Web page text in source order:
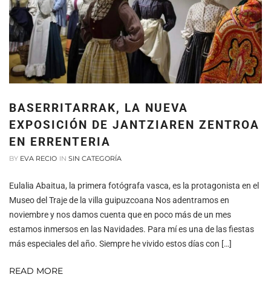
BASERRITARRAK, LA NUEVA
EXPOSICIÓN DE JANTZIAREN ZENTROA
EN ERRENTERIA
BY EVA RECIO IN SIN CATEGORÍA
Eulalia Abaitua, la primera fotógrafa vasca, es la protagonista en el
Museo del Traje de la villa guipuzcoana Nos adentramos en
noviembre y nos damos cuenta que en poco más de un mes
estamos inmersos en las Navidades. Para mí es una de las fiestas
más especiales del año. Siempre he vivido estos días con […]
READ MORE